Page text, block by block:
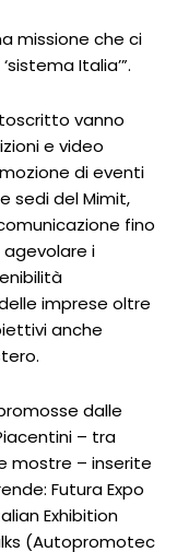
missione che ci
Italia’”.
vanno
e video
di eventi
sedi del Mimit,
fino
agevolare i
imprese oltre
anche
dalle
– tra
mostre – inserite
Futura Expo
Exhibition
(Autopromotec